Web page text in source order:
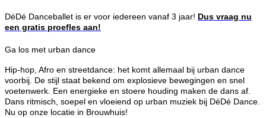
DéDé Danceballet is er voor iedereen vanaf 3 jaar! Dus vraag nu
een gratis proefles aan!
Ga los met urban dance
Hip-hop, Afro en streetdance: het komt allemaal bij urban dance
voorbij. De stijl staat bekend om explosieve bewegingen en snel
voetenwerk. Een energieke en stoere houding maken de dans af.
Dans ritmisch, soepel en vloeiend op urban muziek bij DéDé Dance.
Nu op onze locatie in Brouwhuis!